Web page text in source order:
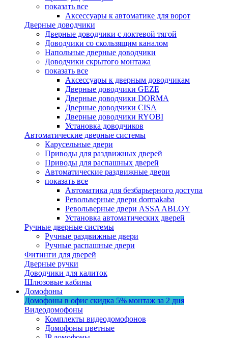
показать все
Аксессуары к автоматике для ворот
Дверные доводчики
Дверные доводчики с локтевой тягой
Доводчики со скользящим каналом
Напольные дверные доводчики
Доводчики скрытого монтажа
показать все
Аксессуары к дверным доводчикам
Дверные доводчики GEZE
Дверные доводчики DORMA
Дверные доводчики CISA
Дверные доводчики RYOBI
Установка доводчиков
Автоматические дверные системы
Карусельные двери
Приводы для раздвижных дверей
Приводы для распашных дверей
Автоматические раздвижные двери
показать все
Автоматика для безбарьерного доступа
Револьверные двери dormakaba
Револьверные двери ASSA ABLOY
Установка автоматических дверей
Ручные дверные системы
Ручные раздвижные двери
Ручные распашные двери
Фитинги для дверей
Дверные ручки
Доводчики для калиток
Шлюзовые кабины
Домофоны
Домофоны в офис скидка 5% монтаж за 2 дня
Видеодомофоны
Комплекты видеодомофонов
Домофоны цветные